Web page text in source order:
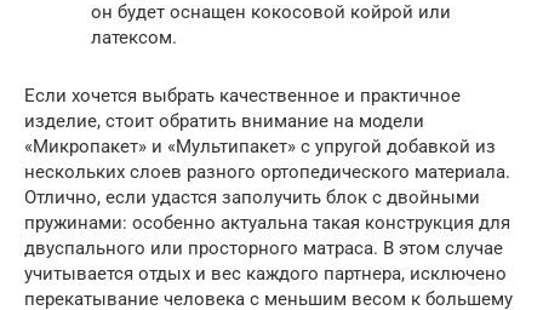
он будет оснащен кокосовой койрой или
латексом.
Если хочется выбрать качественное и практичное
изделие, стоит обратить внимание на модели
«Микропакет» и «Мультипакет» с упругой добавкой из
нескольких слоев разного ортопедического материала.
Отлично, если удастся заполучить блок с двойными
пружинами: особенно актуальна такая конструкция для
двуспального или просторного матраса. В этом случае
учитывается отдых и вес каждого партнера, исключено
перекатывание человека с меньшим весом к большему